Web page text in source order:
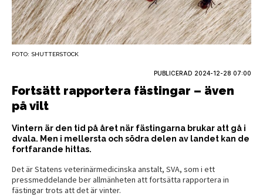
FOTO: SHUTTERSTOCK
PUBLICERAD 2024-12-28 07:00
Fortsätt rapportera fästingar – även
på vilt
Vintern är den tid på året när fästingarna brukar att gå i
dvala. Men i mellersta och södra delen av landet kan de
fortfarande hittas.
Det är Statens veterinärmedicinska anstalt, SVA, som i ett
pressmeddelande ber allmänheten att fortsätta rapportera in
fästingar trots att det är vinter.